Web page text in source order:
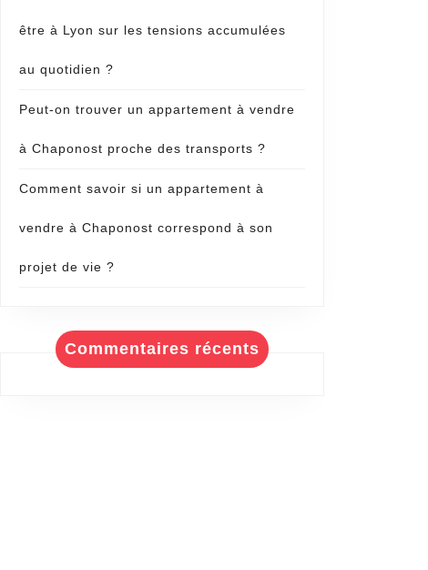
être à Lyon sur les tensions accumulées
au quotidien ?
Peut-on trouver un appartement à vendre
à Chaponost proche des transports ?
Comment savoir si un appartement à
vendre à Chaponost correspond à son
projet de vie ?
Commentaires récents